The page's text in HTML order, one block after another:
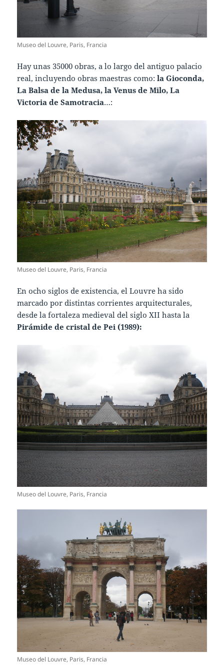
Museo del Louvre, Paris, Francia
Hay unas 35000 obras, a lo largo del antiguo palacio
real, incluyendo obras maestras como:la Gioconda,
La Balsa de la Medusa, la Venus de Milo, La
Victoria de Samotracia…:
Museo del Louvre, Paris, Francia
En ocho siglos de existencia, el Louvre ha sido
marcado por distintas corrientes arquitecturales,
desde la fortaleza medieval del siglo XII hasta la
Pirámide de cristal de Pei (1989):
Museo del Louvre, Paris, Francia
Museo del Louvre, Paris, Francia